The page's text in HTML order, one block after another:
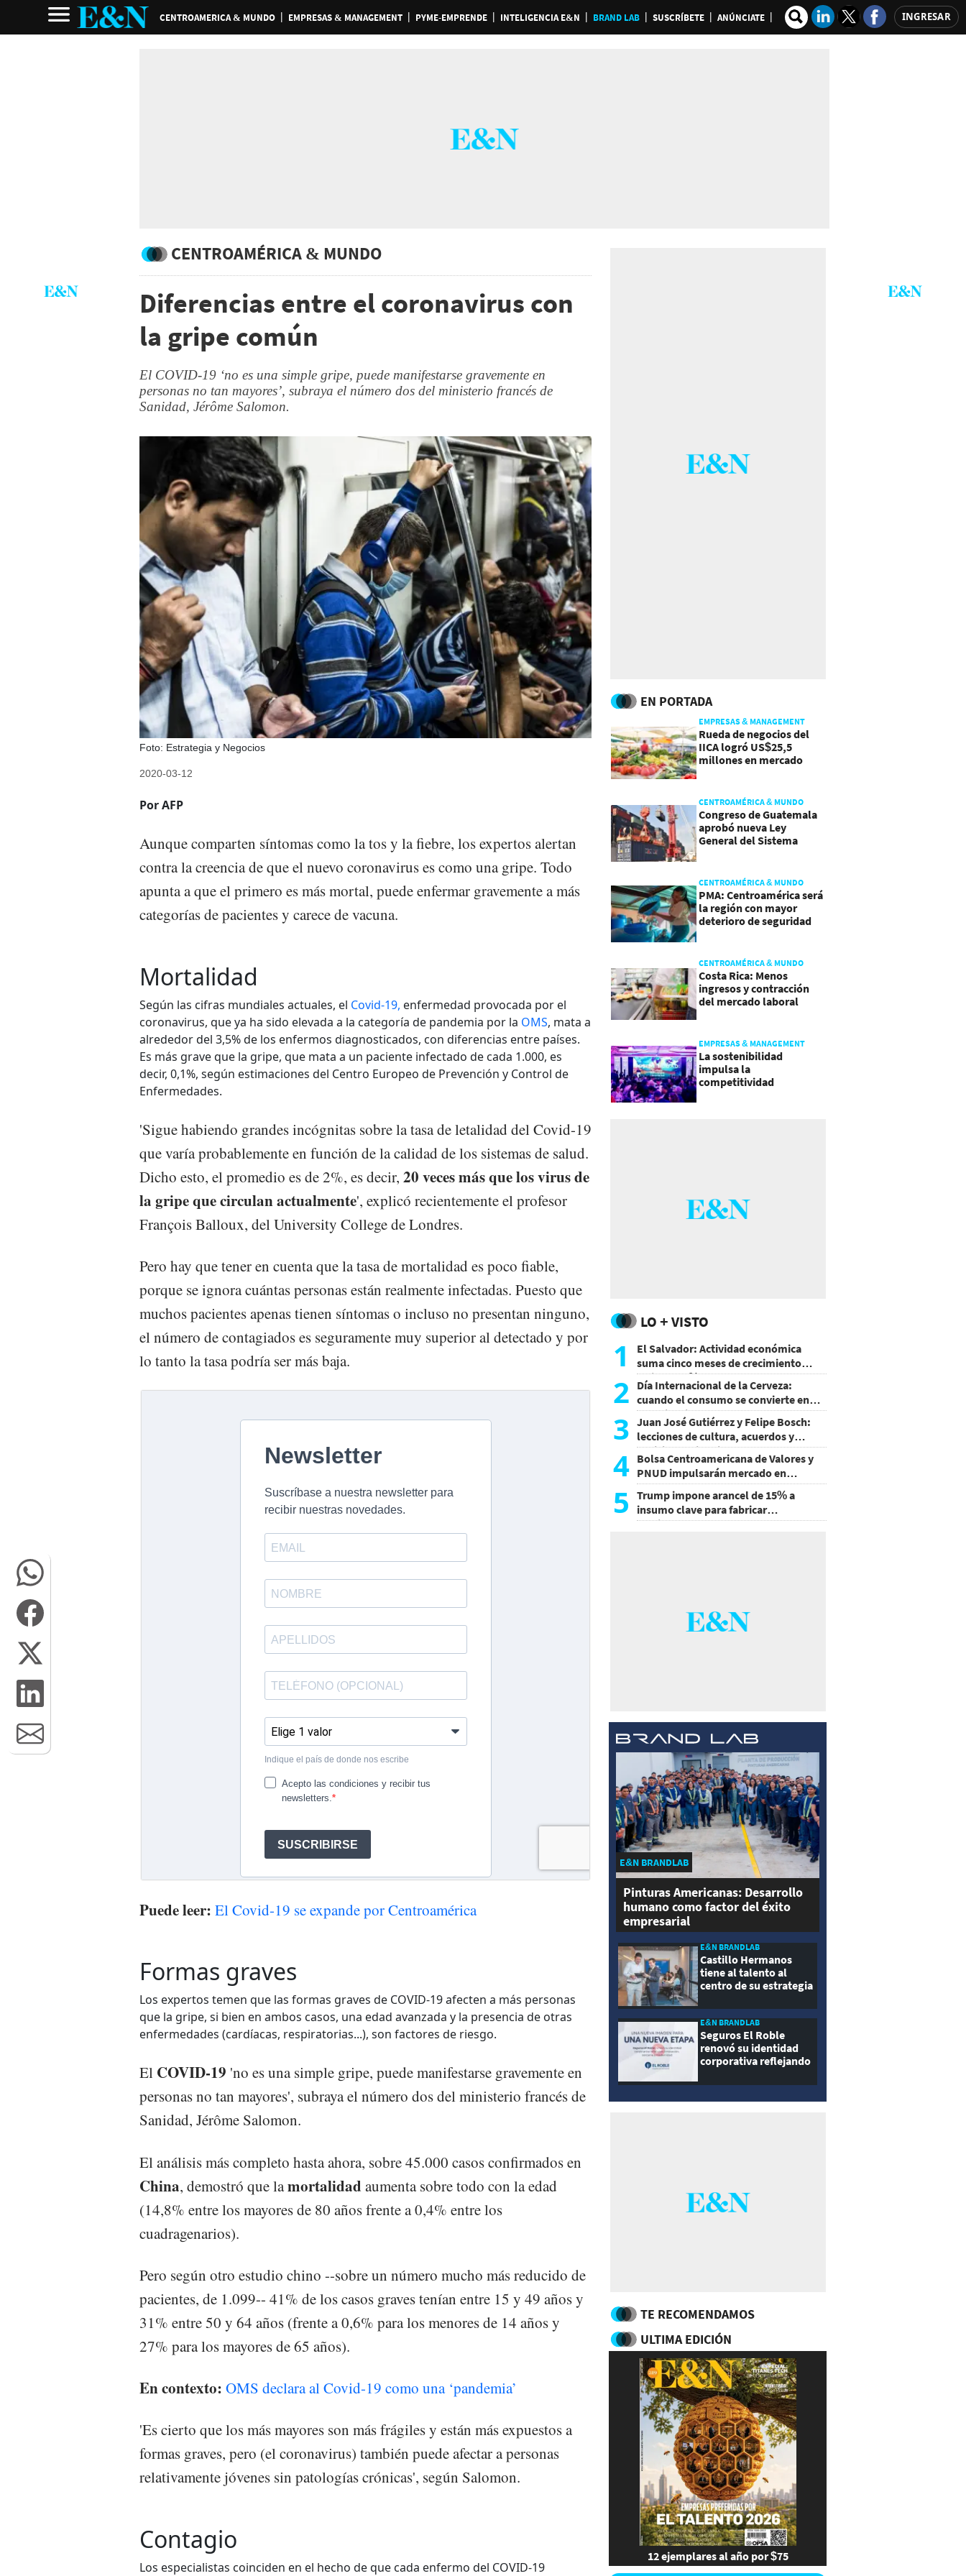
CENTROAMERICA & MUNDO EMPRESAS & MANAGEMENT PYME-EMPRENDE INTELIGENCIA E&N BRAND LAB SUSCRÍBETE ANÚNCIATE INGRESAR
CENTROAMÉRICA & MUNDO
Diferencias entre el coronavirus con
la gripe común
El COVID-19 ‘no es una simple gripe, puede manifestarse gravemente en
personas no tan mayores’, subraya el número dos del ministerio francés de
Sanidad, Jérôme Salomon.
Foto: Estrategia y Negocios
2020-03-12
Por AFP
Aunque comparten síntomas como la tos y la fiebre, los expertos alertan
contra la creencia de que el nuevo coronavirus es como una gripe. Todo
apunta a que el primero es más mortal, puede enfermar gravemente a más
categorías de pacientes y carece de vacuna.
Mortalidad
Según las cifras mundiales actuales, el Covid-19, enfermedad provocada por el
coronavirus, que ya ha sido elevada a la categoría de pandemia por la OMS, mata a
alrededor del 3,5% de los enfermos diagnosticados, con diferencias entre países.
Es más grave que la gripe, que mata a un paciente infectado de cada 1.000, es
decir, 0,1%, según estimaciones del Centro Europeo de Prevención y Control de
Enfermedades.
'Sigue habiendo grandes incógnitas sobre la tasa de letalidad del Covid-19
que varía probablemente en función de la calidad de los sistemas de salud.
Dicho esto, el promedio es de 2%, es decir, 20 veces más que los virus de
la gripe que circulan actualmente', explicó recientemente el profesor
François Balloux, del University College de Londres.
Pero hay que tener en cuenta que la tasa de mortalidad es poco fiable,
porque se ignora cuántas personas están realmente infectadas. Puesto que
muchos pacientes apenas tienen síntomas o incluso no presentan ninguno,
el número de contagiados es seguramente muy superior al detectado y por
lo tanto la tasa podría ser más baja.
Puede leer: El Covid-19 se expande por Centroamérica
Formas graves
Los expertos temen que las formas graves de COVID-19 afecten a más personas
que la gripe, si bien en ambos casos, una edad avanzada y la presencia de otras
enfermedades (cardíacas, respiratorias...), son factores de riesgo.
El COVID-19 'no es una simple gripe, puede manifestarse gravemente en
personas no tan mayores', subraya el número dos del ministerio francés de
Sanidad, Jérôme Salomon.
El análisis más completo hasta ahora, sobre 45.000 casos confirmados en
China, demostró que lamortalidad aumenta sobre todo con la edad
(14,8% entre los mayores de 80 años frente a 0,4% entre los
cuadragenarios).
Pero según otro estudio chino --sobre un número mucho más reducido de
pacientes, de 1.099-- 41% de los casos graves tenían entre 15 y 49 años y
31% entre 50 y 64 años (frente a 0,6% para los menores de 14 años y
27% para los mayores de 65 años).
En contexto: OMS declara al Covid-19 como una ‘pandemia’
'Es cierto que los más mayores son más frágiles y están más expuestos a
formas graves, pero (el coronavirus) también puede afectar a personas
relativamente jóvenes sin patologías crónicas', según Salomon.
Contagio
Los especialistas coinciden en el hecho de que cada enfermo del COVID-19
EN PORTADA
EMPRESAS & MANAGEMENT
Rueda de negocios del
IICA logró US$25,5
millones en mercado
CENTROAMÉRICA & MUNDO
Congreso de Guatemala
aprobó nueva Ley
General del Sistema
CENTROAMÉRICA & MUNDO
PMA: Centroamérica será
la región con mayor
deterioro de seguridad
CENTROAMÉRICA & MUNDO
Costa Rica: Menos
ingresos y contracción
del mercado laboral
EMPRESAS & MANAGEMENT
La sostenibilidad
impulsa la
competitividad
LO + VISTO
1
El Salvador: Actividad económica
suma cinco meses de crecimiento
arriba de 4%
2 Día Internacional de la Cerveza:
cuando el consumo se convierte en
experiencia
3 Juan José Gutiérrez y Felipe Bosch:
lecciones de cultura, acuerdos y
decisiones sin miedo
4 Bolsa Centroamericana de Valores y
PNUD impulsarán mercado en
Honduras
5
Trump impone arancel de 15% a
insumo clave para fabricar
semiconductores y paneles
E&N BRANDLAB
Pinturas Americanas: Desarrollo
humano como factor del éxito
empresarial
E&N BRANDLAB
Castillo Hermanos
tiene al talento al
centro de su estrategia
E&N BRANDLAB
Seguros El Roble
renovó su identidad
corporativa reflejando
modernidad
TE RECOMENDAMOS
ULTIMA EDICIÓN
12 ejemplares al año por $75